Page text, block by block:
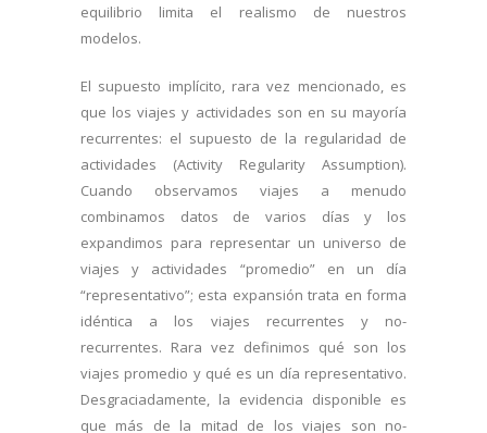
equilibrio limita el realismo de nuestros
modelos.
El supuesto implícito, rara vez mencionado, es
que los viajes y actividades son en su mayoría
recurrentes: el supuesto de la regularidad de
actividades (Activity Regularity Assumption).
Cuando observamos viajes a menudo
combinamos datos de varios días y los
expandimos para representar un universo de
viajes y actividades “promedio” en un día
“representativo”; esta expansión trata en forma
idéntica a los viajes recurrentes y no-
recurrentes. Rara vez definimos qué son los
viajes promedio y qué es un día representativo.
Desgraciadamente, la evidencia disponible es
que más de la mitad de los viajes son no-